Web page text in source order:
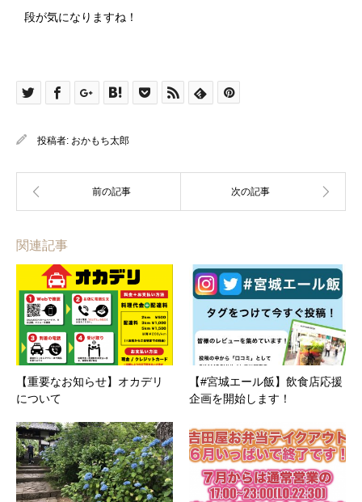
段が気になりますね！
投稿者: おかもち太郎
関連記事
【重要なお知らせ】オカデリ
について
【#宮城エール飯】飲食店応援
企画を開始します！